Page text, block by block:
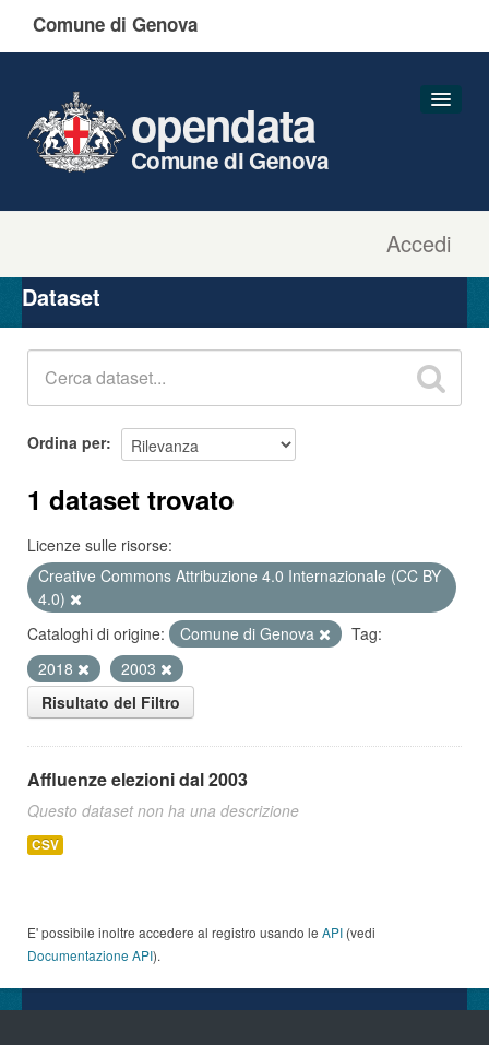
Comune di Genova
Accedi
opendata
Comune di Genova
Organizzazioni
Gruppi
Dataset
Ordina per
1 dataset trovato
Licenze sulle risorse:
Creative Commons Attribuzione 4.0 Internazionale (CC BY
4.0)
Cataloghi di origine:
Comune di Genova
Tag:
2018
2003
Risultato del Filtro
Affluenze elezioni dal 2003
Questo dataset non ha una descrizione
CSV
E' possibile inoltre accedere al registro usando le API (vedi
Documentazione API).